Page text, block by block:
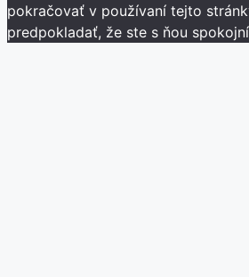
pokračovať v používaní tejto
predpokladať, že ste s ňou